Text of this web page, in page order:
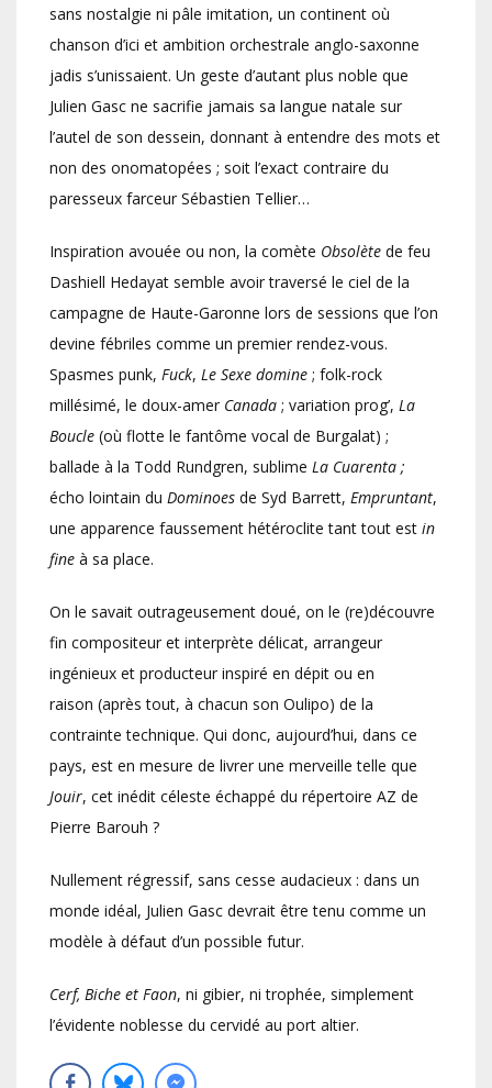
sans nostalgie ni pâle imitation, un continent où
chanson d’ici et ambition orchestrale anglo-saxonne
jadis s’unissaient. Un geste d’autant plus noble que
Julien Gasc ne sacrifie jamais sa langue natale sur
l’autel de son dessein, donnant à entendre des mots et
non des onomatopées ; soit l’exact contraire du
paresseux farceur Sébastien Tellier…
Inspiration avouée ou non, la comète Obsolète de feu
Dashiell Hedayat semble avoir traversé le ciel de la
campagne de Haute-Garonne lors de sessions que l’on
devine fébriles comme un premier rendez-vous.
Spasmes punk, Fuck, Le Sexe domine ; folk-rock
millésimé, le doux-amer Canada ; variation prog’, La
Boucle (où flotte le fantôme vocal de Burgalat) ;
ballade à la Todd Rundgren, sublime La Cuarenta ;
écho lointain du Dominoes de Syd Barrett, Empruntant,
une apparence faussement hétéroclite tant tout est in
fine à sa place.
On le savait outrageusement doué, on le (re)découvre
fin compositeur et interprète délicat, arrangeur
ingénieux et producteur inspiré en dépit ou en
raison (après tout, à chacun son Oulipo) de la
contrainte technique. Qui donc, aujourd’hui, dans ce
pays, est en mesure de livrer une merveille telle que
Jouir, cet inédit céleste échappé du répertoire AZ de
Pierre Barouh ?
Nullement régressif, sans cesse audacieux : dans un
monde idéal, Julien Gasc devrait être tenu comme un
modèle à défaut d’un possible futur.
Cerf, Biche et Faon, ni gibier, ni trophée, simplement
l’évidente noblesse du cervidé au port altier.